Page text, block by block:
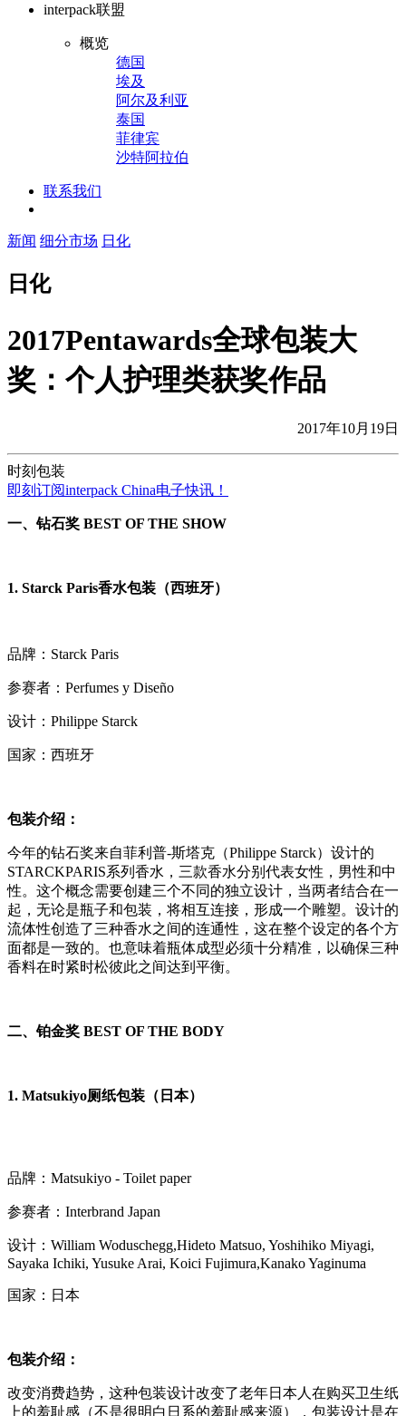
interpack联盟
概览
德国
埃及
阿尔及利亚
泰国
菲律宾
沙特阿拉伯
联系我们
新闻 细分市场 日化
日化
2017Pentawards全球包装大
奖：个人护理类获奖作品
2017年10月19日
时刻包装
即刻订阅interpack China电子快讯！
一、钻石奖 BEST OF THE SHOW
1. Starck Paris香水包装（西班牙）
品牌：Starck Paris
参赛者：Perfumes y Diseño
设计：Philippe Starck
国家：西班牙
包装介绍：
今年的钻石奖来自菲利普-斯塔克（Philippe Starck）设计的
STARCKPARIS系列香水，三款香水分别代表女性，男性和中
性。这个概念需要创建三个不同的独立设计，当两者结合在一
起，无论是瓶子和包装，将相互连接，形成一个雕塑。设计的
流体性创造了三种香水之间的连通性，这在整个设定的各个方
面都是一致的。也意味着瓶体成型必须十分精准，以确保三种
香料在时紧时松彼此之间达到平衡。
二、铂金奖 BEST OF THE BODY
1. Matsukiyo厕纸包装（日本）
品牌：Matsukiyo - Toilet paper
参赛者：Interbrand Japan
设计：William Woduschegg,Hideto Matsuo, Yoshihiko Miyagi,
Sayaka Ichiki, Yusuke Arai, Koici Fujimura,Kanako Yaginuma
国家：日本
包装介绍：
改变消费趋势，这种包装设计改变了老年日本人在购买卫生纸
上的羞耻感（不是很明白日系的羞耻感来源），包装设计是在